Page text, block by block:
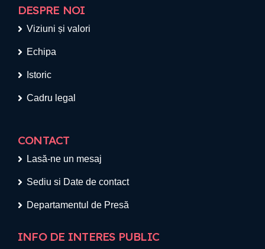
DESPRE NOI
Viziuni și valori
Echipa
Istoric
Cadru legal
CONTACT
Lasă-ne un mesaj
Sediu si Date de contact
Departamentul de Presă
INFO DE INTERES PUBLIC